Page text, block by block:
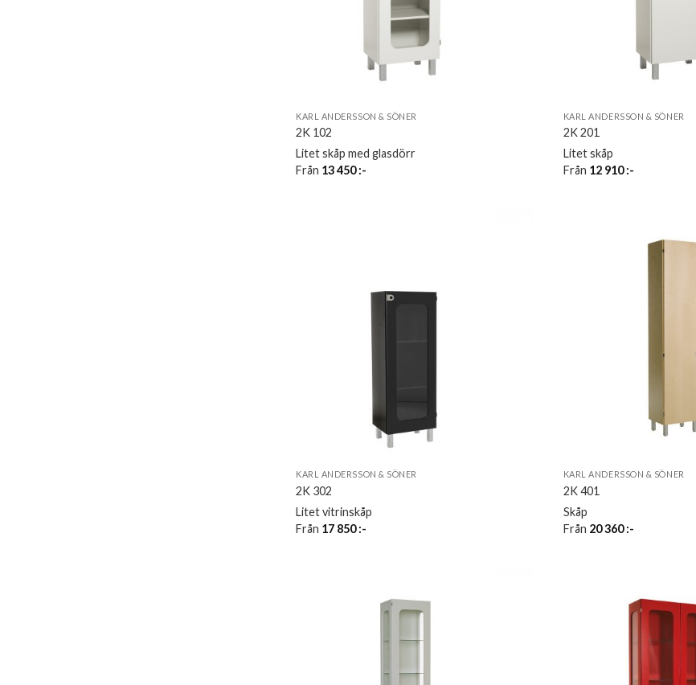
KARL ANDERSSON & SÖNER
2K 102
Litet skåp med glasdörr
Från 13 450:-
KARL ANDERSSON & SÖNER
2K 201
Litet skåp
Från 12 910:-
KARL ANDERSSON & SÖNER
2K 302
Litet vitrinskåp
Från 17 850:-
KARL ANDERSSON & SÖNER
2K 401
Skåp
Från 20 360:-